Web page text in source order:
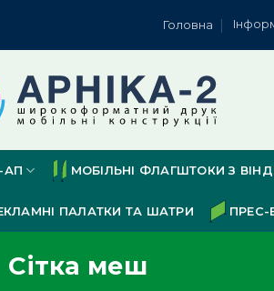
Головна
АП МОБІЛЬНІ ФЛАГШТОКИ З
ПАЛАТКИ ТА ШАТРИ ПРЕС-
Сітка меш